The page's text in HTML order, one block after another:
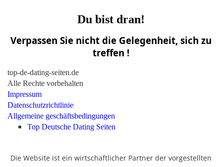
Du bist dran!
Verpassen Sie nicht die Gelegenheit, sich zu
treffen !
top-de-dating-seiten.de
Alle Rechte vorbehalten
Impressum
Datenschutzrichtlinie
Allgemeine geschäftsbedingungen
Top Deutsche Dating Seiten
Die Website ist ein wirtschaftlicher Partner der vorgestellten